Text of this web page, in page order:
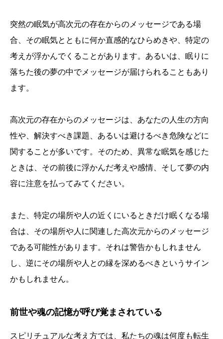
突然の眠気が高次元の存在からのメッセージである場
合、その眠気とともに何か直感的なひらめきや、特定の
考えが浮かんでくることがあります。あるいは、眠りに
落ちた後の夢の中でメッセージが届けられることもあり
ます。
高次元の存在からのメッセージは、あなたの人生の方向
性や、解決すべき課題、あるいは避けるべき危険などに
関することが多いです。そのため、異常な眠気を感じた
ときは、その前後に浮かんだ考えや感情、そして夢の内
容に注意を払ってみてください。
また、特定の場所や人の近くにいるときだけ眠くなる場
合は、その場所や人に関連した高次元からのメッセージ
である可能性があります。それは警告かもしれません
し、逆にその場所や人との縁を深めるべきというサイン
かもしれません。
前世や魂の記憶が呼び覚まされている
スピリチュアルな考え方では、私たちの魂は何度も転生